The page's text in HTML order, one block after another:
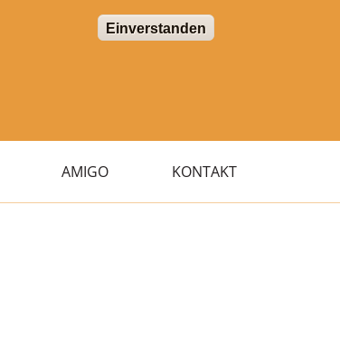
Einverstanden
AMIGO KONTAKT